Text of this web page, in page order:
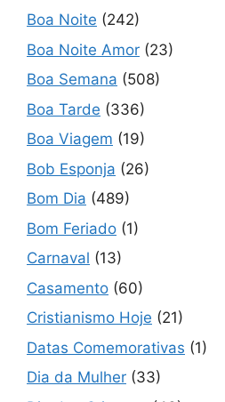
Boa Noite (242)
Boa Noite Amor (23)
Boa Semana (508)
Boa Tarde (336)
Boa Viagem (19)
Bob Esponja (26)
Bom Dia (489)
Bom Feriado (1)
Carnaval (13)
Casamento (60)
Cristianismo Hoje (21)
Datas Comemorativas (1)
Dia da Mulher (33)